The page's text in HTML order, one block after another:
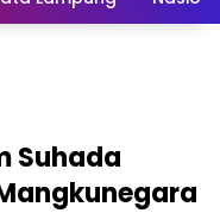
Suhada